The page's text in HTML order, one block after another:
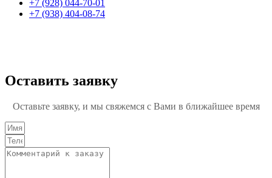
+7 (928) 044-70-01
+7 (938) 404-08-74
Оставить заявку
Оставьте заявку, и мы свяжемся с Вами в ближайшее время